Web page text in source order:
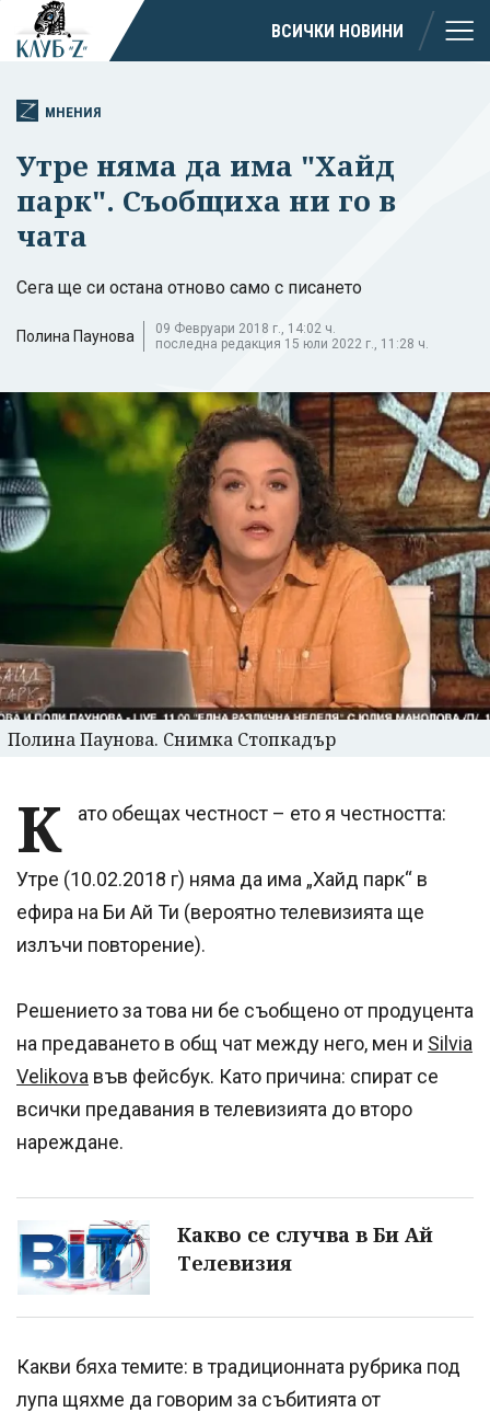
ВСИЧКИ НОВИНИ
МНЕНИЯ
Утре няма да има "Хайд
парк". Съобщиха ни го в
чата
Сега ще си остана отново само с писането
Полина Паунова
09 Февруари 2018 г., 14:02 ч.
последна редакция 15 юли 2022 г., 11:28 ч.
Полина Паунова. Снимка Стопкадър
К ато обещах честност – ето я честността:
Утре (10.02.2018 г) няма да има „Хайд парк“ в
ефира на Би Ай Ти (вероятно телевизията ще
излъчи повторение).
Решението за това ни бе съобщено от продуцента
на предаването в общ чат между него, мен и Silvia
Velikova във фейсбук. Като причина: спират се
всички предавания в телевизията до второ
нареждане.
Какво се случва в Би Ай
Телевизия
Какви бяха темите: в традиционната рубрика под
лупа щяхме да говорим за събитията от